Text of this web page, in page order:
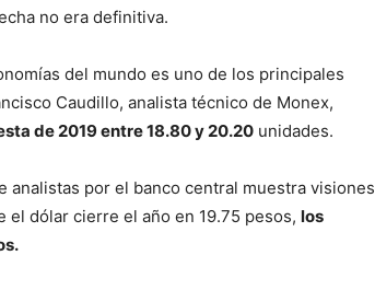
no era definitiva.
del mundo es uno de los principales
Caudillo, analista técnico de Monex,
de 2019 entre 18.80 y 20.20 unidades.
analistas por el banco central muestra visiones
el dólar cierre el año en 19.75 pesos, los